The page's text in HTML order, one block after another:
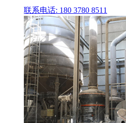
联系电话: 180 3780 8511